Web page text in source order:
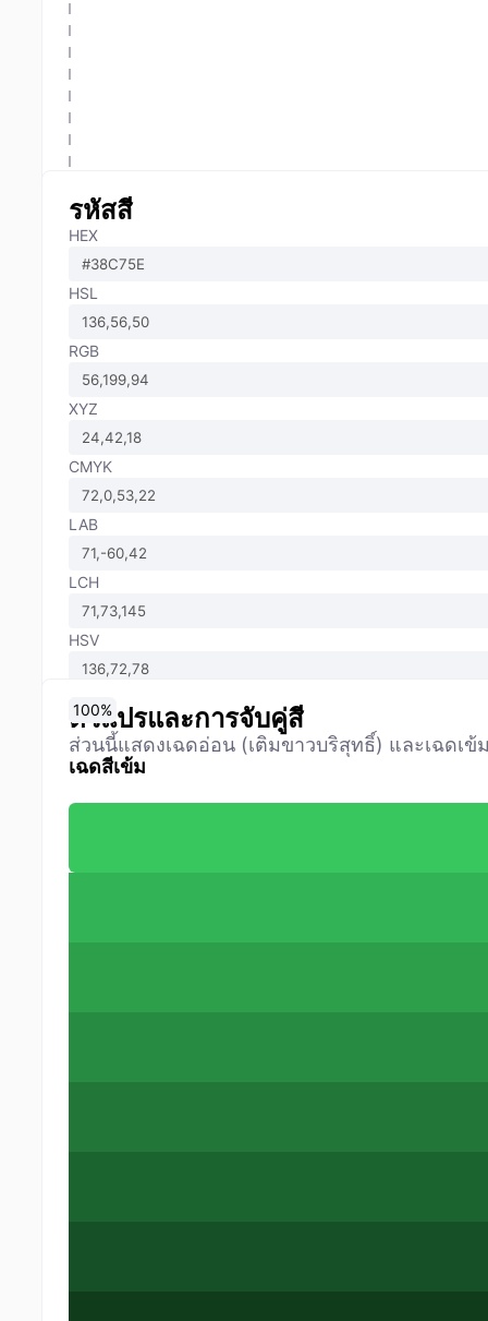
รหัสสี
HEX
HSL
RGB
XYZ
CMYK
LAB
LCH
HSV
ตัวแปรและการจับคู่สี
ส่วนนี้แสดงเฉดอ่อน (เติมขาวบริสุทธิ์) และเฉดเข้
เฉดสีเข้ม
0%
10%
20%
30%
40%
50%
60%
70%
80%
90%
100%